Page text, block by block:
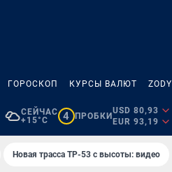
ГОРОСКОП КУРСЫ ВАЛЮТ ZODY
СЕЙЧАС
+15°C
4 ПРОБКИ
USD 80,93
EUR 93,19
Новая трасса ТР-53 с высоты: видео